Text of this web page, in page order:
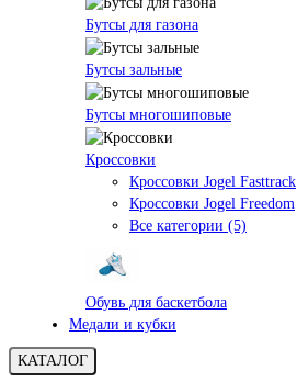
Бутсы для газона
Бутсы зальные
Бутсы многошиповые
Кроссовки
Кроссовки Jogel Fasttrack
Кроссовки Jogel Freedom
Все категории (5)
Обувь для баскетбола
Медали и кубки
КАТАЛОГ